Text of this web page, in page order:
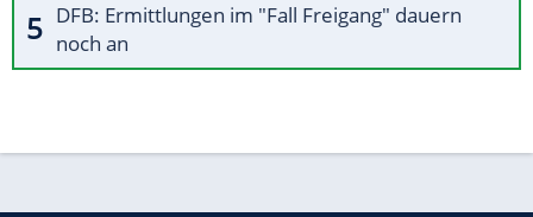
DFB: Ermittlungen im "Fall Freigang" dauern
noch an